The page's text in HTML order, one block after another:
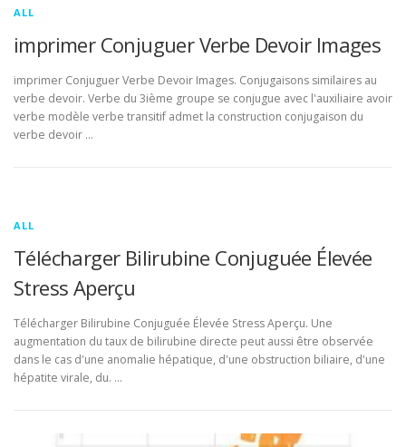
ALL
imprimer Conjuguer Verbe Devoir Images
imprimer Conjuguer Verbe Devoir Images. Conjugaisons similaires au
verbe devoir. Verbe du 3ième groupe se conjugue avec l'auxiliaire avoir
verbe modèle verbe transitif admet la construction conjugaison du
verbe devoir …
ALL
Télécharger Bilirubine Conjuguée Élevée
Stress Aperçu
Télécharger Bilirubine Conjuguée Élevée Stress Aperçu. Une
augmentation du taux de bilirubine directe peut aussi être observée
dans le cas d'une anomalie hépatique, d'une obstruction biliaire, d'une
hépatite virale, du. …